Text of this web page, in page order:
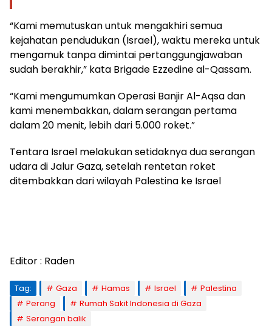
“Kami memutuskan untuk mengakhiri semua
kejahatan pendudukan (Israel), waktu mereka untuk
mengamuk tanpa dimintai pertanggungjawaban
sudah berakhir,” kata Brigade Ezzedine al-Qassam.
“Kami mengumumkan Operasi Banjir Al-Aqsa dan
kami menembakkan, dalam serangan pertama
dalam 20 menit, lebih dari 5.000 roket.”
Tentara Israel melakukan setidaknya dua serangan
udara di Jalur Gaza, setelah rentetan roket
ditembakkan dari wilayah Palestina ke Israel
Editor : Raden
Tag: Gaza Hamas Israel
Palestina
Perang
Rumah Sakit Indonesia di Gaza
Serangan balik